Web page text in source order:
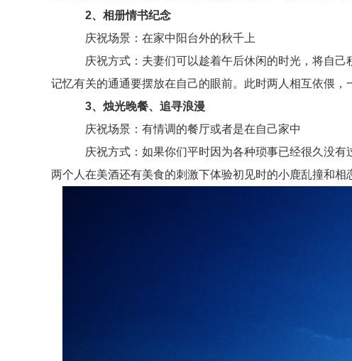
2、相册情书纪念
庆祝场景：在家中阳台外的秋千上
庆祝方式：夫妻们可以趁着午后休闲的时光，将自己
记忆有关的通通要摆放在自己的眼前。此时两人相互依偎
3、烛光晚餐、追寻浪漫
庆祝场景：有情调的餐厅或者是在自己家中
庆祝方式：如果你们平时因为各种琐事已经很久没有
两个人在美酒还有美食的刺激下体验初见时的小鹿乱撞和